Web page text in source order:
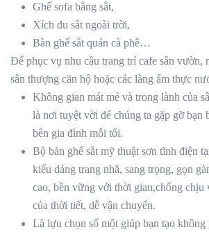
Ghế sofa bằng sắt,
Xích đu sắt ngoài trời,
Bàn ghế sắt quán cà phê…
Để phục vụ nhu cầu trang trí cafe sân vườn,
sân thượng căn hộ hoặc các làng ẩm thực
Không gian mát mẻ và trong lành của
là nơi tuyệt vời để chúng ta gặp gỡ bạn
bên gia đình mỗi tối.
Bộ bàn ghế sắt mỹ thuật sơn tĩnh điện
kiểu dáng trang nhã, sang trọng, gọn
cao, bền vững với thời gian,chống chịu
của thời tiết, dễ vận chuyển.
Là lựu chọn số một giúp bạn tạo